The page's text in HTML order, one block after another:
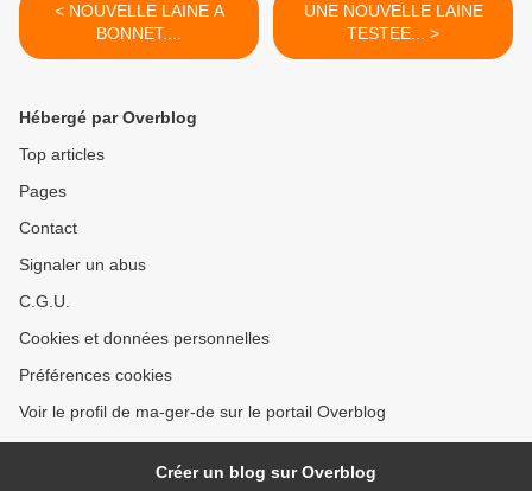
< NOUVELLE LAINE A
BONNET....
UNE NOUVELLE LAINE
TESTEE... >
Hébergé par Overblog
Top articles
Pages
Contact
Signaler un abus
C.G.U.
Cookies et données personnelles
Préférences cookies
Voir le profil de ma-ger-de sur le portail Overblog
Créer un blog sur Overblog